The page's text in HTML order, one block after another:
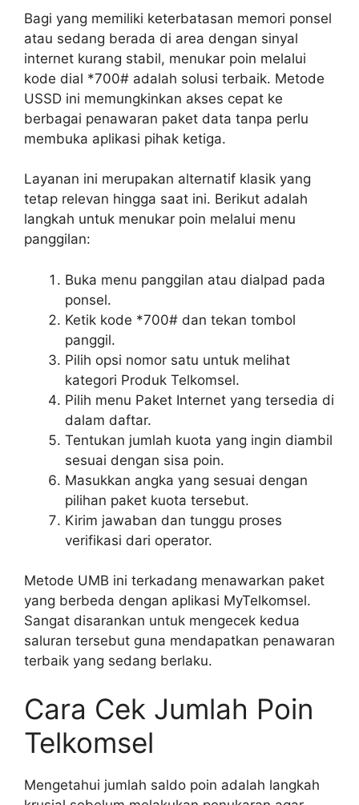
Bagi yang memiliki keterbatasan memori ponsel
atau sedang berada di area dengan sinyal
internet kurang stabil, menukar poin melalui
kode dial *700# adalah solusi terbaik. Metode
USSD ini memungkinkan akses cepat ke
berbagai penawaran paket data tanpa perlu
membuka aplikasi pihak ketiga.
Layanan ini merupakan alternatif klasik yang
tetap relevan hingga saat ini. Berikut adalah
langkah untuk menukar poin melalui menu
panggilan:
Buka menu panggilan atau dialpad pada
ponsel.
Ketik kode *700# dan tekan tombol
panggil.
Pilih opsi nomor satu untuk melihat
kategori Produk Telkomsel.
Pilih menu Paket Internet yang tersedia di
dalam daftar.
Tentukan jumlah kuota yang ingin diambil
sesuai dengan sisa poin.
Masukkan angka yang sesuai dengan
pilihan paket kuota tersebut.
Kirim jawaban dan tunggu proses
verifikasi dari operator.
Metode UMB ini terkadang menawarkan paket
yang berbeda dengan aplikasi MyTelkomsel.
Sangat disarankan untuk mengecek kedua
saluran tersebut guna mendapatkan penawaran
terbaik yang sedang berlaku.
Cara Cek Jumlah Poin
Telkomsel
Mengetahui jumlah saldo poin adalah langkah